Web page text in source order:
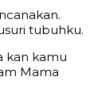
tubuhku.
kan kamu
Mama